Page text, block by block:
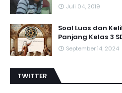
Juli 04, 2019
Soal Luas dan
Panjang Kelas 3
September 14, 2024
TWITTER